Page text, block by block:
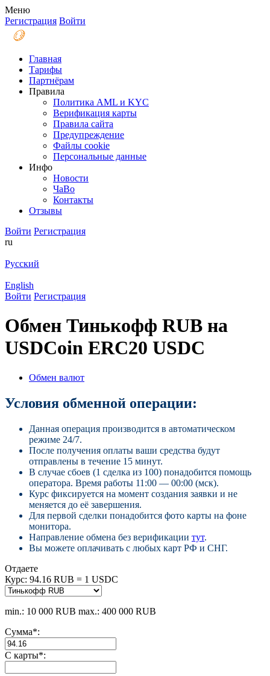
Меню
Регистрация Войти
Главная
Тарифы
Партнёрам
Правила
Политика AML и KYC
Верификация карты
Правила сайта
Предупреждение
Файлы coоkie
Персональные данные
Инфо
Новости
ЧаВо
Контакты
Отзывы
Войти Регистрация
ru
Русский
English
Войти Регистрация
Обмен Тинькофф RUB на
USDCoin ERC20 USDC
Обмен валют
Условия обменной операции:
Данная операция производится в автоматическом
режиме 24/7.
После получения оплаты ваши средства будут
отправлены в течение 15 минут.
В случае сбоев (1 сделка из 100) понадобится помощь
оператора. Время работы 11:00 — 00:00 (мск).
Курс фиксируется на момент создания заявки и не
меняется до её завершения.
Для первой сделки понадобится фото карты на фоне
монитора.
Направление обмена без верификации тут.
Вы можете оплачивать с любых карт РФ и СНГ.
Отдаете
Курс: 94.16 RUB = 1 USDC
min.: 10 000 RUB max.: 400 000 RUB
Сумма*:
С карты*: